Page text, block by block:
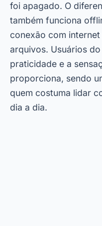
foi apagado. O
também funciona
conexão com
arquivos. Usuários
praticidade e a
proporciona, sendo
quem costuma lidar
dia a dia.